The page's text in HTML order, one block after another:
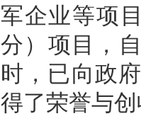
军企业等项
分）项目，
时，已向政
得了荣誉与